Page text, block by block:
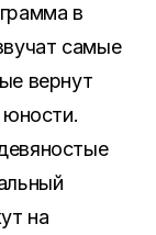
в
самые
вернут
юности.
на